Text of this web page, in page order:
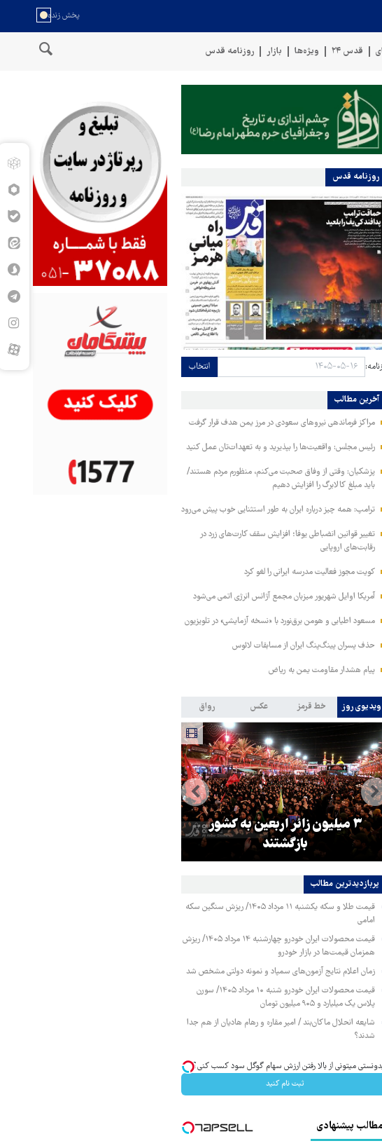
قدس ۲۴ ویژه‌ها بازار روزنامه قدس
در سواحل عمان
روزنامه قدس
انتخاب
آخرین مطالب
مراکز فرماندهی نیروهای سعودی در مرز یمن هدف قرار گرفت
رئیس مجلس: واقعیت‌ها را بپذیرید و به تعهدات‌تان عمل کنید
پزشکیان: وقتی از وفاق صحبت می‌کنم، منظورم مردم هستند/
باید مبلغ کالابرگ را افزایش دهیم
ترامپ: همه چیز درباره ایران به طور استثنایی خوب پیش می‌رود
تغییر قوانین انضباطی یوفا؛ افزایش سقف کارت‌های زرد در
رقابت‌های اروپایی
کویت مجوز فعالیت مدرسه ایرانی را لغو کرد
آمریکا اوایل شهریور میزبان مجمع آژانس انرژی اتمی می‌شود
مسعود اطیابی و هومن برق‌نورد با «نسخه آزمایشی» در تلویزیون
حذف پسران پینگ‌پنگ ایران از مسابقات لائوس
پیام هشدار مقاومت یمن به ریاض
ویدیوی روز خط قرمز عکس رواق
۳ میلیون زائر اربعین به کشور
بازگشتند
پربازدیدترین‌ مطالب
قیمت طلا و سکه یکشنبه ۱۱ مرداد ۱۴۰۵/ ریزش سنگین سکه
امامی
قیمت محصولات ایران خودرو چهارشنبه ۱۴ مرداد ۱۴۰۵/ ریزش
همزمان قیمت‌ها در بازار خودرو
زمان اعلام نتایج آزمون‌های سمپاد و نمونه دولتی مشخص شد
قیمت محصولات ایران خودرو شنبه ۱۰ مرداد ۱۴۰۵/ سورن
پلاس یک میلیارد و ۹۰۵ میلیون تومان
شایعه انحلال ماکان‌بند / امیر مقاره و رهام هادیان از هم جدا
شدند؟
میتونی از بالا رفتن ارزش سهام گوگل سود کسب کنی؟
ثبت نام کنید
مطالب پیشنهادی